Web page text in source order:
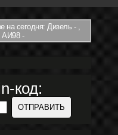
на сегодня: Дизель - ,
АИ98 -
код: